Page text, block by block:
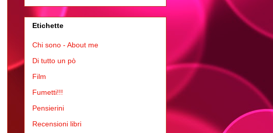
Etichette
Chi sono - About me
Di tutto un pò
Film
Fumetti!!!
Pensierini
Recensioni libri